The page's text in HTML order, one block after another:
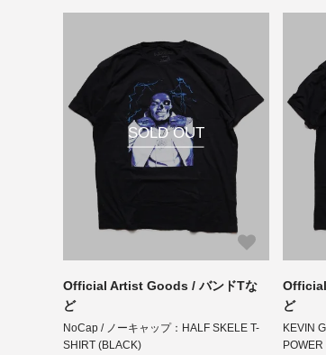
SOLD OUT
Official Artist Goods / バンドTな
ど
NoCap / ノーキャップ：HALF SKELE T-
SHIRT (BLACK)
ど
KEVIN